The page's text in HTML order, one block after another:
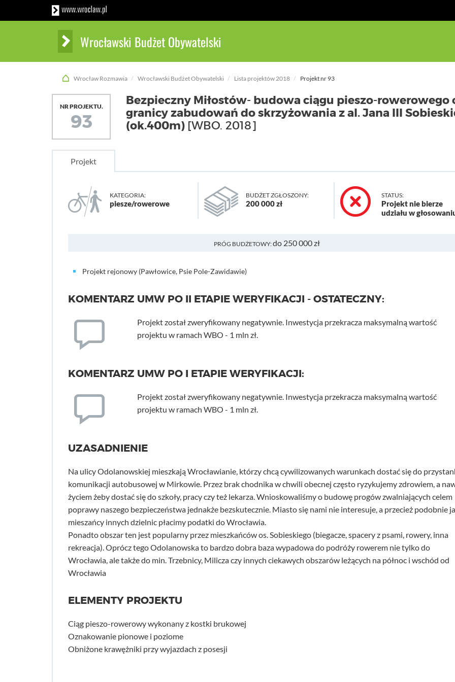
Wrocławski Budżet Obywatelski
Wrocław Rozmawia Wrocławski Budżet Obywatelski Lista projektów 2018 Projekt nr 93
NR PROJEKTU.
93
Bezpieczny Miłostów- budowa ciągu pieszo-rowerowego
granicy zabudowań do skrzyżowania z al. Jana III
(ok.400m) [WBO. 2018]
Projekt
KATEGORIA:
piesze/rowerowe
BUDŻET ZGŁOSZONY:
200 000 zł
STATUS:
Projekt nie bierze
udziału w
PRÓG BUDŻETOWY:do 250 000 zł
Projekt rejonowy (Pawłowice, Psie Pole-Zawidawie)
KOMENTARZ UMW PO II ETAPIE WERYFIKACJI - OSTATECZNY:
Projekt został zweryfikowany negatywnie. Inwestycja przekracza maksymalną wartość
projektu w ramach WBO - 1 mln zł.
KOMENTARZ UMW PO I ETAPIE WERYFIKACJI:
Projekt został zweryfikowany negatywnie. Inwestycja przekracza maksymalną wartość
projektu w ramach WBO - 1 mln zł.
UZASADNIENIE
Na ulicy Odolanowskiej mieszkają Wrocławianie, którzy chcą cywilizowanych warunkach dostać się do
komunikacji autobusowej w Mirkowie. Przez brak chodnika w chwili obecnej często ryzykujemy zdrowiem, a
życiem żeby dostać się do szkoły, pracy czy też lekarza. Wnioskowaliśmy o budowę progów zwalniających celem
poprawy naszego bezpieczeństwa jednakże bezskutecznie. Miasto się nami nie interesuje, a przecież podobnie
mieszańcy innych dzielnic płacimy podatki do Wrocławia.
Ponadto obszar ten jest popularny przez mieszkańców os. Sobieskiego (biegacze, spacery z psami, rowery, inna
rekreacja). Oprócz tego Odolanowska to bardzo dobra baza wypadowa do podróży rowerem nie tylko do
Wrocławia, ale także do min. Trzebnicy, Milicza czy innych ciekawych obszarów leżących na północ i wschód od
Wrocławia
ELEMENTY PROJEKTU
Ciąg pieszo-rowerowy wykonany z kostki brukowej
Oznakowanie pionowe i poziome
Obniżone krawężniki przy wyjazdach z posesji